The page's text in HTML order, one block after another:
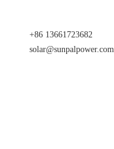
+86 13661723682
solar@sunpalpower.com